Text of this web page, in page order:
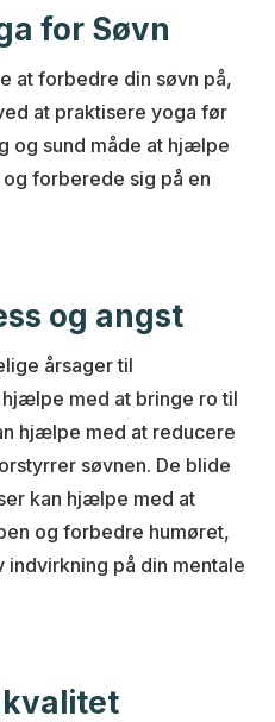
for Søvn
at forbedre din søvn på,
at praktisere yoga før
og sund måde at hjælpe
forberede sig på en
og angst
årsager til
med at bringe ro til
hjælpe med at reducere
søvnen. De blide
kan hjælpe med at
og forbedre humøret,
indvirkning på din mentale